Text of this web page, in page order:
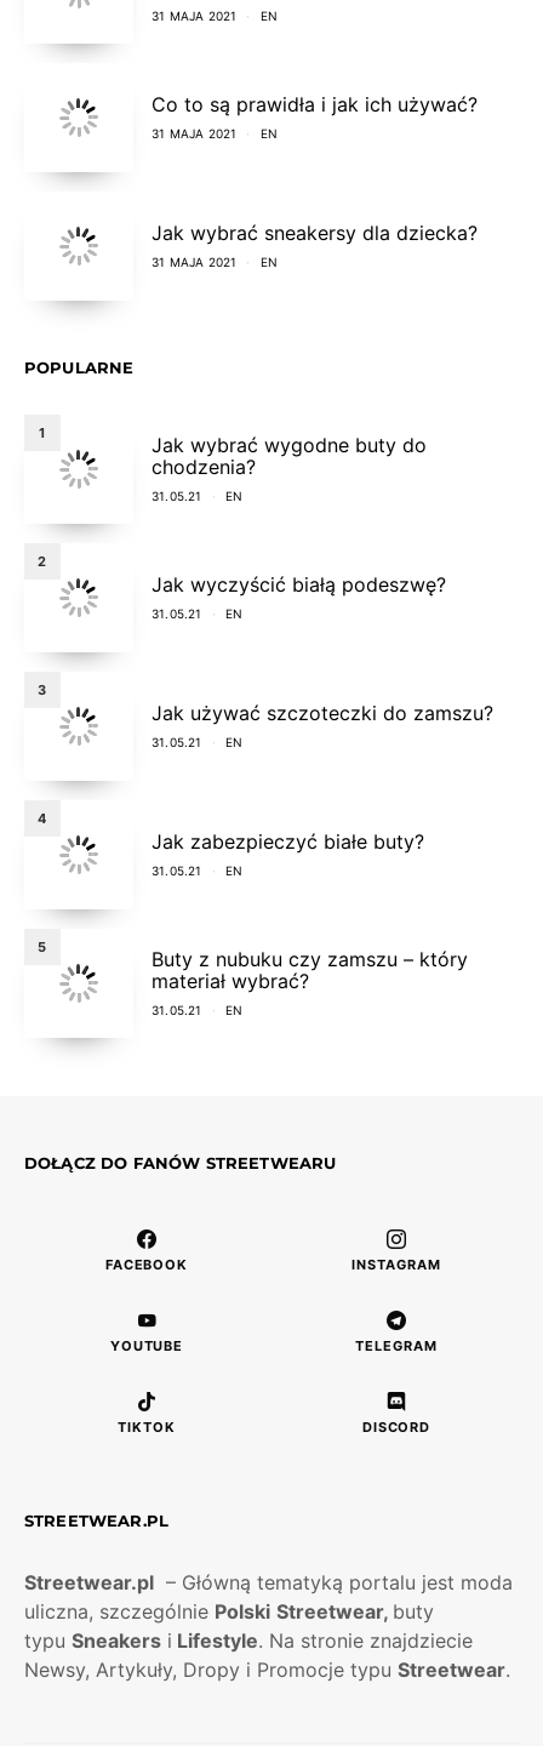
31 MAJA 2021 EN
Co to są prawidła i jak ich używać?
31 MAJA 2021 EN
Jak wybrać sneakersy dla dziecka?
31 MAJA 2021 EN
POPULARNE
1
Jak wybrać wygodne buty do
chodzenia?
31.05.21 EN
2
Jak wyczyścić białą podeszwę?
31.05.21 EN
3
Jak używać szczoteczki do zamszu?
31.05.21 EN
4
Jak zabezpieczyć białe buty?
31.05.21 EN
5
Buty z nubuku czy zamszu – który
materiał wybrać?
31.05.21 EN
DOŁĄCZ DO FANÓW STREETWEARU
FACEBOOK INSTAGRAM
YOUTUBE TELEGRAM
TIKTOK DISCORD
STREETWEAR.PL
Streetwear.pl – Główną tematyką portalu jest moda
uliczna, szczególnie Polski Streetwear, buty
typu Sneakers i Lifestyle. Na stronie znajdziecie
Newsy, Artykuły, Dropy i Promocje typu Streetwear.